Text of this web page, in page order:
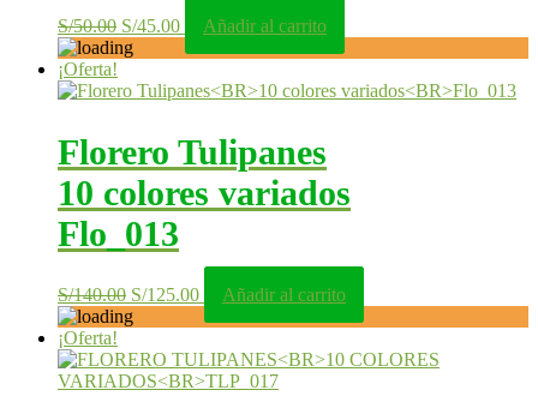
S/50.00 El
precio
era:
S/45.00El
es:
Añadir al carrito
¡Oferta!
Florero Tulipanes
10 colores variados
Flo_013
S/140.00 El
precio
era:
S/140.00.
S/125.00El
es:
S/125.00.
Añadir al carrito
¡Oferta!